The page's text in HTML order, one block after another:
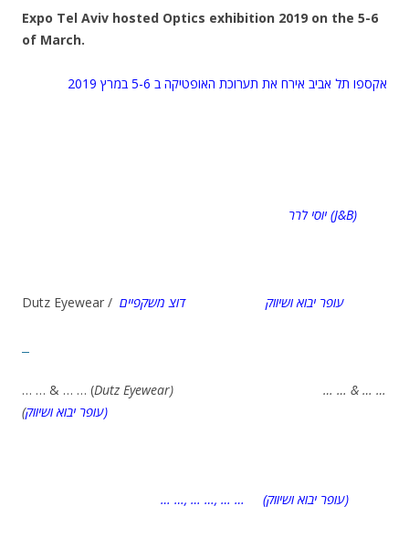
Expo Tel Aviv hosted Optics exhibition 2019 on the 5-6
of March.
אקספו תל אביב אירח את תערוכת האופטיקה ב 5-6 במרץ 2019
יוסי לרר (J&B)
Dutz Eyewear / עופר יבוא ושיווק דוצ משקפיים
… … & … … (Dutz Eyewear) … … & … …
(
עופר יבוא ושיווק)
… …, … …, … … (עופר יבוא ושיווק)